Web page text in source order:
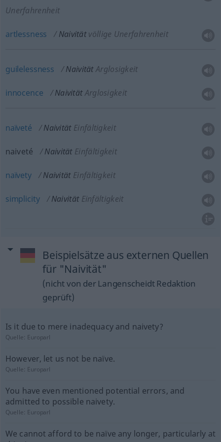
Unerfahrenheit
artlessness Naivität völlige Unerfahrenheit
guilelessness NaivitätArglosigkeit
innocence Naivität Arglosigkeit
naïveté Naivität Einfältigkeit
naiveté Naivität Einfältigkeit
naïvety Naivität Einfältigkeit
simplicity Naivität Einfältigkeit
Beispielsätze aus externen Quellen
für "Naivität"
(nicht von der Langenscheidt Redaktion
geprüft)
Is it due to mere inadequacy and naivety?
Quelle: Europarl
However, let us not be naïve.
Quelle: Europarl
You have even mentioned potential errors, and
admitted to possible naivety.
Quelle: Europarl
We cannot afford to be naïve any longer, particularly at